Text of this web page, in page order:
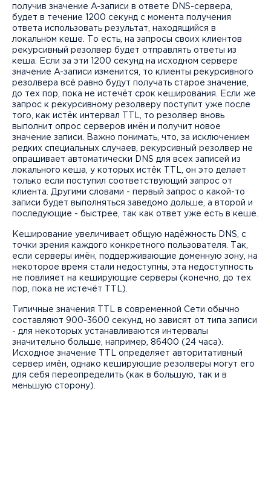
получив значение A-записи в ответе DNS-сервера,
будет в течение 1200 секунд с момента получения
ответа использовать результат, находящийся в
локальном кеше. То есть, на запросы своих клиентов
рекурсивный резолвер будет отправлять ответы из
кеша. Если за эти 1200 секунд на исходном сервере
значение A-записи изменится, то клиенты рекурсивного
резолвера всё равно будут получать старое значение,
до тех пор, пока не истечёт срок кеширования. Если же
запрос к рекурсивному резолверу поступит уже после
того, как истёк интервал TTL, то резолвер вновь
выполнит опрос серверов имён и получит новое
значение записи. Важно понимать, что, за исключением
редких специальных случаев, рекурсивный резолвер не
опрашивает автоматически DNS для всех записей из
локального кеша, у которых истёк TTL, он это делает
только если поступил соответствующий запрос от
клиента. Другими словами - первый запрос о какой-то
записи будет выполняться заведомо дольше, а второй и
последующие - быстрее, так как ответ уже есть в кеше.
Кеширование увеличивает общую надёжность DNS, с
точки зрения каждого конкретного пользователя. Так,
если серверы имён, поддерживающие доменную зону, на
некоторое время стали недоступны, эта недоступность
не повлияет на кеширующие серверы (конечно, до тех
пор, пока не истечёт TTL).
Типичные значения TTL в современной Сети обычно
составляют 900-3600 секунд, но зависят от типа записи
- для некоторых устанавливаются интервалы
значительно больше, например, 86400 (24 часа).
Исходное значение TTL определяет авторитативный
сервер имён, однако кеширующие резолверы могут его
для себя переопределить (как в большую, так и в
меньшую сторону).